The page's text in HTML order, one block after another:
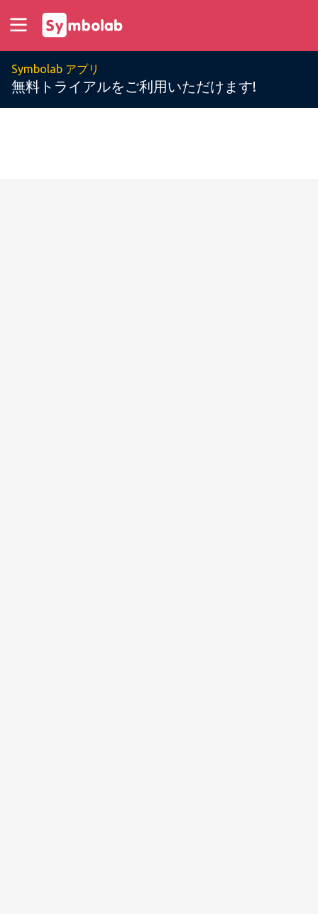
Symbolab アプリ
無料トライアルをご利用いただけます!